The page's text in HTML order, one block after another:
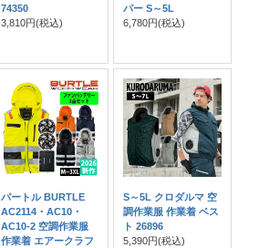
74350
3,810円(税込)
パー S～5L
6,780円(税込)
バートル BURTLE
AC2114・AC10・
AC10-2 空調作業服
作業着 エアークラフ
S～5L クロダルマ 空
調作業服 作業着 ベス
ト 26896
5,390円(税込)